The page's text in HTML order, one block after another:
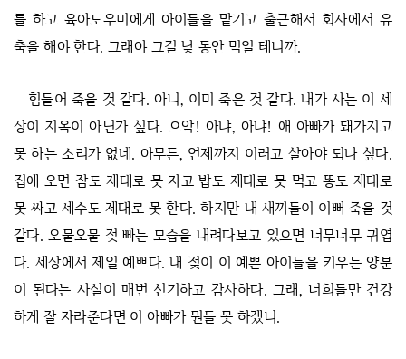
를 하고 육아도우미에게 아이들을 맡기고 출근해서 회사에서 유
축을 해야 한다. 그래야 그걸 낮 동안 먹일 테니까.
힘들어 죽을 것 같다. 아니, 이미 죽은 것 같다. 내가 사는 이 세
상이 지옥이 아닌가 싶다. 으악! 아냐, 아냐! 애 아빠가 돼가지고
못 하는 소리가 없네. 아무튼, 언제까지 이러고 살아야 되나 싶다.
집에 오면 잠도 제대로 못 자고 밥도 제대로 못 먹고 똥도 제대로
못 싸고 세수도 제대로 못 한다. 하지만 내 새끼들이 이뻐 죽을 것
같다. 오물오물 젖 빠는 모습을 내려다보고 있으면 너무너무 귀엽
다. 세상에서 제일 예쁘다. 내 젖이 이 예쁜 아이들을 키우는 양분
이 된다는 사실이 매번 신기하고 감사하다. 그래, 너희들만 건강
하게 잘 자라준다면 이 아빠가 뭔들 못 하겠니.